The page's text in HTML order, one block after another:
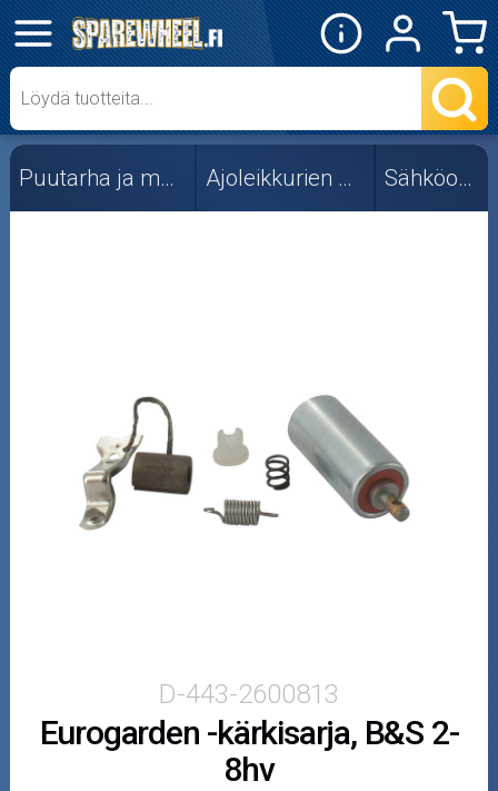
✕
Mopon osat
Skootterin osat
Crossipyörän osat
Mönkijän osat
Puutarha ja metsä
Öljyt ja kemikaalit
Puutarha ja metsä Ajoleikkurien osat Sähköosat
D-443-2600813
Eurogarden -kärkisarja, B&S 2-
8hv